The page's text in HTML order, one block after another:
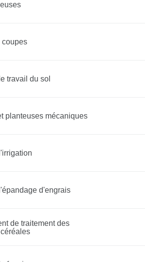
coupes
travail du sol
planteuses mécaniques
d'engrais
de traitement des